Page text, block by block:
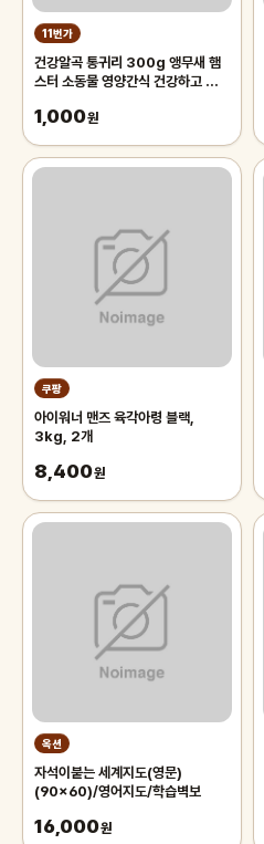
11번가
건강알곡 통귀리 300g 앵무새 햄
스터 소동물 영양간식 건강하고 깨끗
1,000원
쿠팡
아이워너 맨즈 육각아령 블랙,
3kg, 2개
8,400원
옥션
자석이붙는 세계지도(영문)
(90x60)/영어지도/학습벽보
16,000원